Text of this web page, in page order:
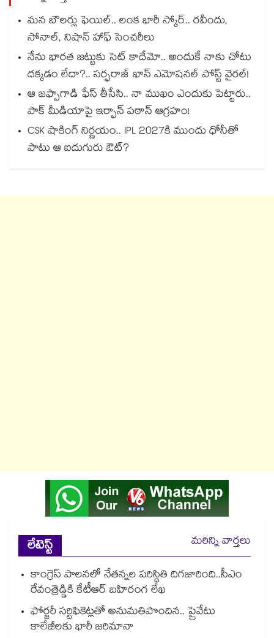
మన బౌలర్లు ఫెయిల్.. లంక భారీ స్కోర్.. రవీందు,
సోనాల్‌‌‌‌, నిషాన్ హాఫ్ సెంచరీలు
నేను భారత జట్టుకు సెట్ కాదేమో.. అందుకే నాకు చోటు
దక్కడం లేదా?.. సర్ఫరాజ్ ఖాన్ ఎమోషనల్ పోస్ట్ వైరల్!
ఆ జఫ్పాగాడి ఫేస్ తీసేసి.. నా ముఖం ఎందుకు పెట్టారు..
పాక్ మీడియాపై ఇర్ఫాన్ పఠాన్ ఆగ్రహం!
CSK షాకింగ్ నిర్ణయం.. IPL 2027కి ముందు ధోనీతో
పాటు ఆ ఐదుగురు ఔట్?
లేటెస్ట్
మరిన్ని వార్తలు
కాంగ్రెస్ పాలనలో నేతన్నల పరిస్థితి దిగజారింది..సీఎం
రేవంత్రెడ్డికి కేటీఆర్ బహిరంగ లేఖ
ఫోర్జరీ సర్టిఫికెట్లతో అనుమతిపొందిన.. ప్రైవేటు
కాలేజీలకు భారీ జరిమానా